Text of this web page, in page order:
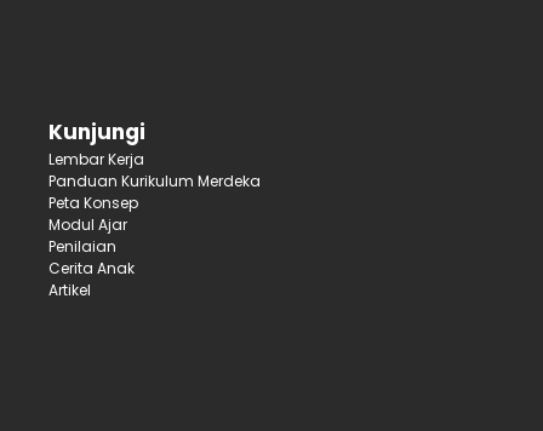
Kunjungi
Lembar Kerja
Panduan Kurikulum Merdeka
Peta Konsep
Modul Ajar
Penilaian
Cerita Anak
Artikel